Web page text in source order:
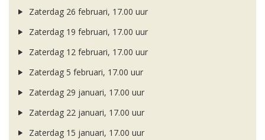
Zaterdag 26 februari, 17.00 uur
Zaterdag 19 februari, 17.00 uur
Zaterdag 12 februari, 17.00 uur
Zaterdag 5 februari, 17.00 uur
Zaterdag 29 januari, 17.00 uur
Zaterdag 22 januari, 17.00 uur
Zaterdag 15 januari, 17.00 uur